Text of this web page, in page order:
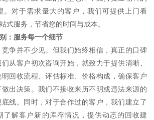
。对于需求量大的客户，我们可提供上门看
式服务，节省您的时间与成本。
：服务每一个细节
争并不少见。但我们始终相信，真正的口碑
从客户初次咨询开始，就致力于提供清晰、
回收流程、评估标准、价格构成，确保客户
出决策。我们不接收来历不明或违法来源的
线。同时，对于合作过的客户，我们建立了
了解客户新的库存情况，提供动态的回收建